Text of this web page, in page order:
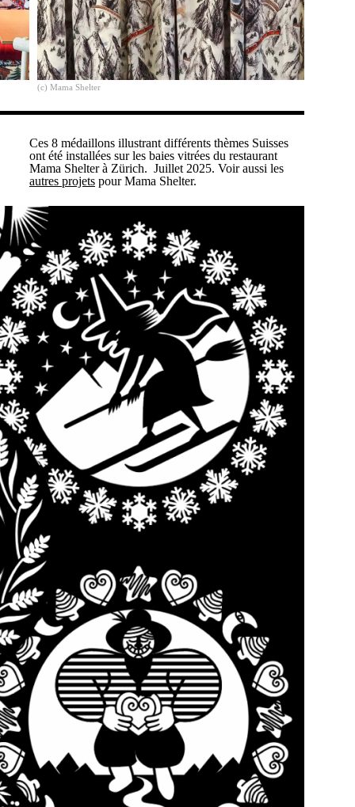
(c) Mama Shelter
Ces 8 médaillons illustrant différents thèmes Suisses
ont été installées sur les baies vitrées du restaurant
Mama Shelter à Zürich. Juillet 2025. Voir aussi les
autres projetspour Mama Shelter.